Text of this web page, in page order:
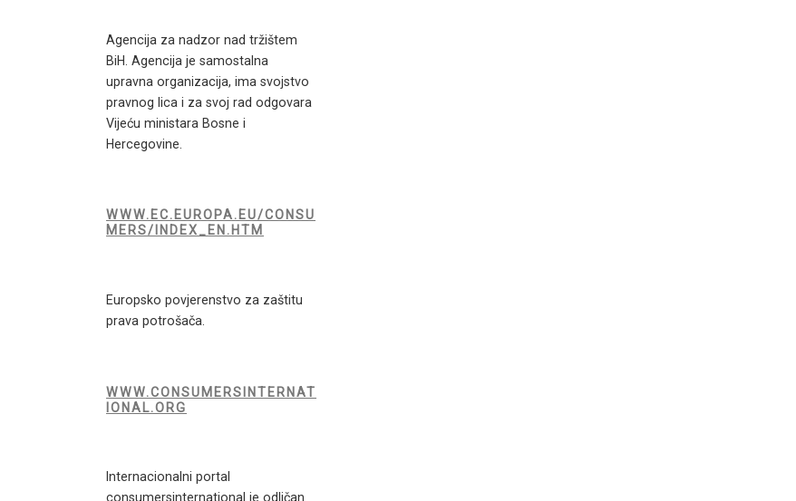
Agencija za nadzor nad tržištem
BiH. Agencija je samostalna
upravna organizacija, ima svojstvo
pravnog lica i za svoj rad odgovara
Vijeću ministara Bosne i
Hercegovine.
WWW.EC.EUROPA.EU/CONSU
MERS/INDEX_EN.HTM
Europsko povjerenstvo za zaštitu
prava potrošača.
WWW.CONSUMERSINTERNAT
IONAL.ORG
Internacionalni portal
consumersinternational je odličan